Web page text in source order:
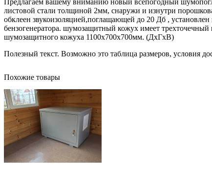
листовой стали толщиной 2мм, снаружи и изнутри
обклеен звукоизоляцией,поглащающей до 20 Дб ,
бензогенератора. шумозащитный кожух имеет
шумозащитного кожуха 1100х700х700мм. (ДхГхВ)
Полезный текст. Возможно это таблица размеров, условия
Похожие товары